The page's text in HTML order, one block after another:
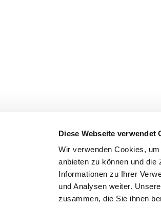
Diese Webseite verwendet
Wir verwenden Cookies,
anbieten zu können und die
Informationen zu Ihrer
und Analysen weiter.
zusammen, die Sie ihnen